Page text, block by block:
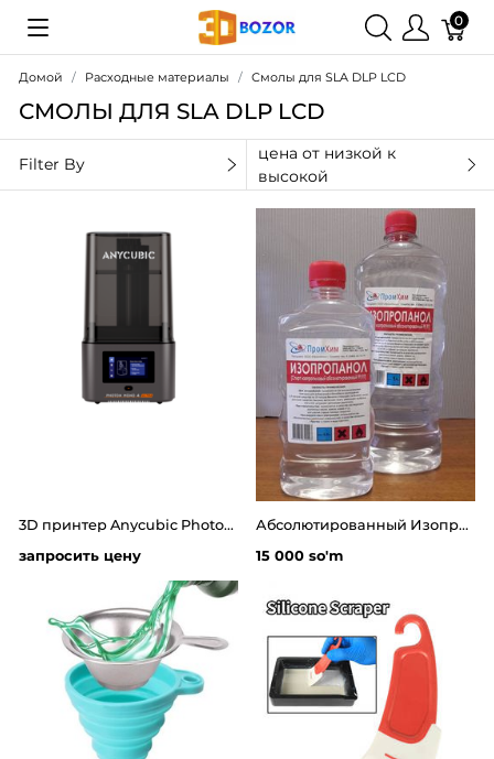
0
Домой Расходные материалы Смолы для SLA DLP LCD
СМОЛЫ ДЛЯ SLA DLP LCD
Filter By
цена от низкой к
высокой
3D принтер Anycubic Photon Mono 4 Ultra
запросить цену
Абсолютированный Изопропиловый спирт -100мл изопропанол 99.8%
15 000 so'm